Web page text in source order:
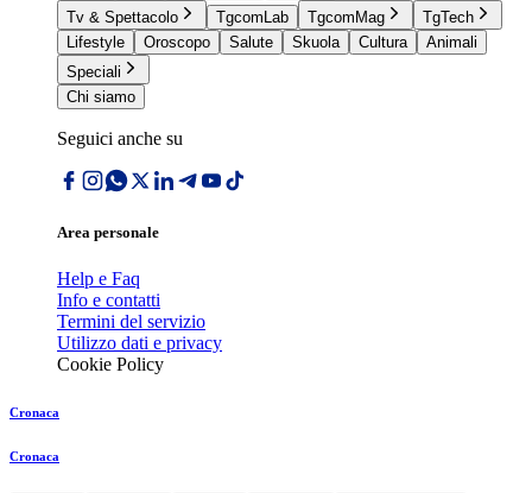
Tv & Spettacolo
TgcomLab TgcomMag
TgTech
Lifestyle
Oroscopo Salute Skuola Cultura
Animali
Speciali
Chi siamo
Seguici anche su
Area personale
Help e Faq
Info e contatti
Termini del servizio
Utilizzo dati e privacy
Cookie Policy
Cronaca
Cronaca